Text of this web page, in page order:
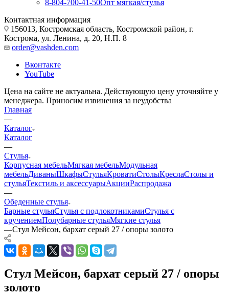
8-804-700-41-50Опт мягкая/стулья
Контактная информация
156013, Костромская область, Костромской район, г.
Кострома, ул. Ленина, д. 20, Н.П. 8
order@vashden.com
Вконтакте
YouTube
Цена на сайте не актуальна. Действующую цену уточняйте у
менеджера. Приносим извинения за неудобства
Главная
—
Каталог
Каталог
—
Стулья
Корпусная мебельМягкая мебельМодульная
мебельДиваныШкафыСтульяКроватиСтолыКреслаСтолы и
стульяТекстиль и аксессуарыАкцииРаспродажа
—
Обеденные стулья
Барные стульяСтулья с подлокотникамиСтулья с
кручениемПолубарные стульяМягкие стулья
—Стул Мейсон, бархат серый 27 / опоры золото
Стул Мейсон, бархат серый 27 / опоры
золото